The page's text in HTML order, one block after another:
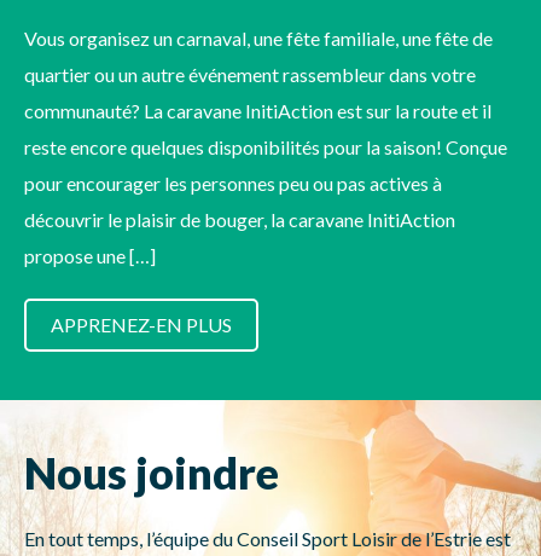
Vous organisez un carnaval, une fête familiale, une fête de
quartier ou un autre événement rassembleur dans votre
communauté? La caravane InitiAction est sur la route et il
reste encore quelques disponibilités pour la saison! Conçue
pour encourager les personnes peu ou pas actives à
découvrir le plaisir de bouger, la caravane InitiAction
propose une […]
APPRENEZ-EN PLUS
Nous joindre
En tout temps, l’équipe du Conseil Sport Loisir de l’Estrie est